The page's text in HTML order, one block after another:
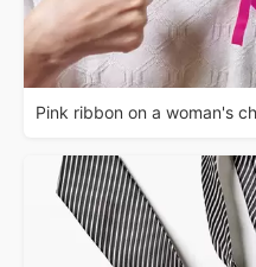
Pink ribbon on a woman's